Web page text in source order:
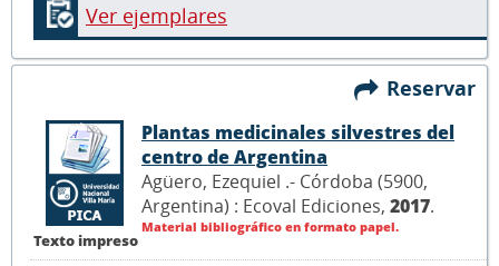
Ver ejemplares
Reservar
Texto impreso
Plantas medicinales silvestres del
centro de Argentina
Agüero, Ezequiel .- Córdoba (5900,
Argentina) : Ecoval Ediciones, 2017.
Material bibliográfico en formato papel.